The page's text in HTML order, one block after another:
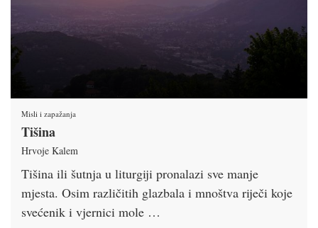
Misli i zapažanja
Tišina
Hrvoje Kalem
Tišina ili šutnja u liturgiji pronalazi sve manje
mjesta. Osim različitih glazbala i mnoštva riječi koje
svećenik i vjernici mole …